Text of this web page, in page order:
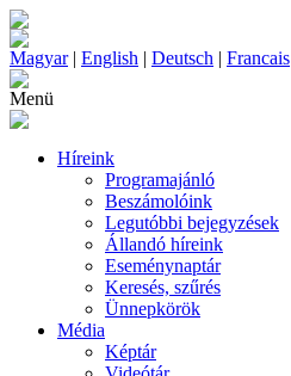
Magyar| English | Deutsch | Francais
Menü
Híreink
Programajánló
Beszámolóink
Legutóbbi bejegyzések
Állandó híreink
Eseménynaptár
Keresés, szűrés
Ünnepkörök
Média
Képtár